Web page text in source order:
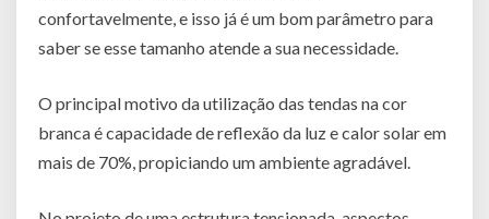
confortavelmente, e isso já é um bom parâmetro para
saber se esse tamanho atende a sua necessidade.
O principal motivo da utilização das tendas na cor
branca é capacidade de reflexão da luz e calor solar em
mais de 70%, propiciando um ambiente agradável.